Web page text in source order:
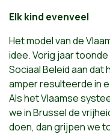
Elk kind evenveel
Het model van de
idee. Vorig jaar
Sociaal Beleid aan
amper resulteerde in
Als het Vlaamse
we in Brussel de
doen, dan grijpen we